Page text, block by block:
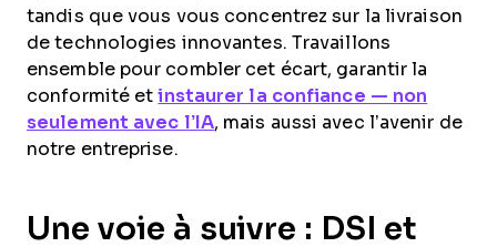
tandis que vous vous concentrez sur la livraison
de technologies innovantes. Travaillons
ensemble pour combler cet écart, garantir la
conformité etinstaurer la confiance — non
seulement avec l’IA, mais aussi avec l’avenir de
notre entreprise.
Une voie à suivre : DSI et